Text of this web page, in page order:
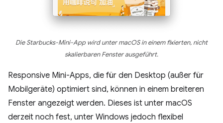
Die Starbucks-Mini-App wird unter macOS in einem fixierten, nicht
skalierbaren Fenster ausgeführt.
Responsive Mini-Apps, die für den Desktop (außer für
Mobilgeräte) optimiert sind, können in einem breiteren
Fenster angezeigt werden. Dieses ist unter macOS
derzeit noch fest, unter Windows jedoch flexibel